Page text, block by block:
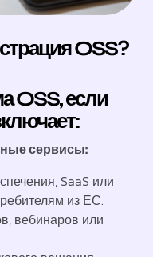
OSS?
OSS, если
сервисы:
SaaS или
из ЕС.
вебинаров или